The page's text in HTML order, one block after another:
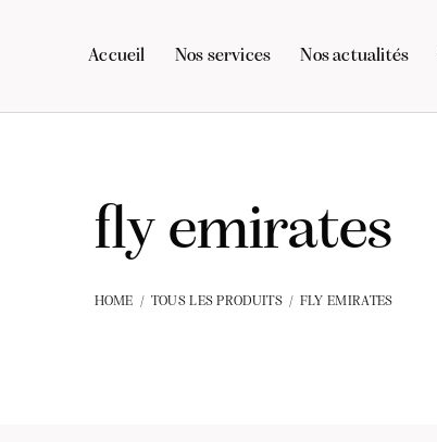
Accueil Nos services Nos actualités
fly emirates
HOME TOUS LES PRODUITS FLY EMIRATES